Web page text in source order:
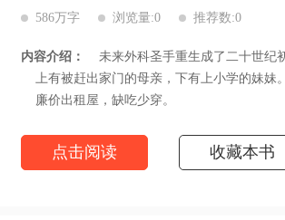
586万字 浏览量:0 推荐数:0
内容介绍：
未来外科圣手重生成了二十世纪
上有被赶出家门的母亲，下有上小学的妹妹。
廉价出租屋，缺吃少穿。
我入职你们医院没问题吧？
我当你们医院的招牌，你们没有意见吧？
点击阅读 收藏本书